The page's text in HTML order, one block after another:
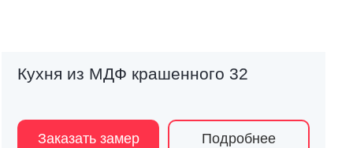
Кухня из МДФ крашенного 32
Заказать замер Подробнее